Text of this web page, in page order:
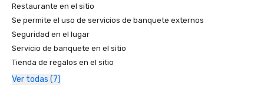
Restaurante en el sitio
Se permite el uso de servicios de banquete externos
Seguridad en el lugar
Servicio de banquete en el sitio
Tienda de regalos en el sitio
Ver todas (7)